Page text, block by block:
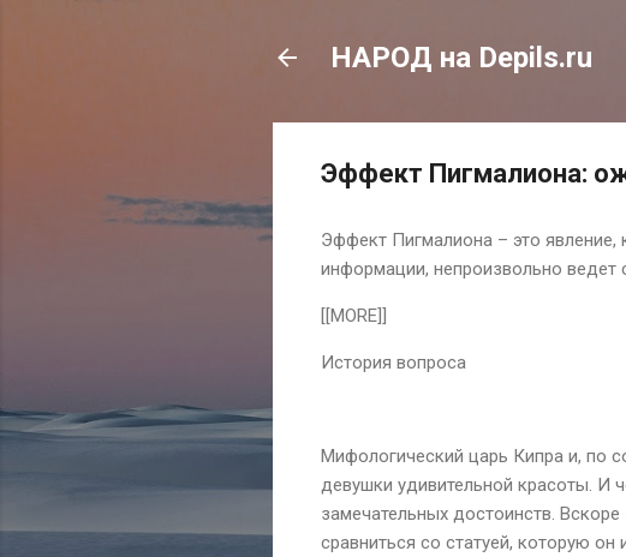
НАРОД на Depils.ru
Эффект Пигмалиона:
Эффект Пигмалиона – это явление,
информации, непроизвольно ведет
[[MORE]]
История вопроса
Мифологический царь Кипра и, по
девушки удивительной красоты. И
замечательных достоинств.
сравниться со статуей, которую